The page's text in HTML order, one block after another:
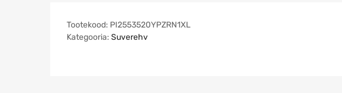
Tootekood: PI2553520YPZRN1XL
Kategooria: Suverehv